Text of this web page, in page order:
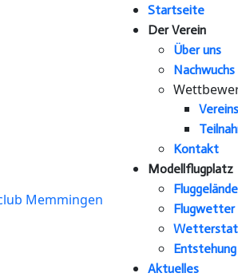
Startseite
Der Verein
Über uns
Nachwuchs
Kontakt
Modellflugplatz
Fluggelände
Flugwetter
Entstehung
Aktuelles